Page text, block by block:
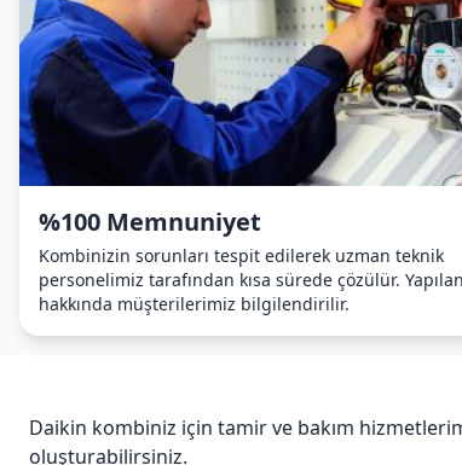
%100 Memnuniyet
Kombinizin sorunları tespit edilerek uzman teknik
personelimiz tarafından kısa sürede çözülür.
hakkında müşterilerimiz bilgilendirilir.
Daikin kombiniz için tamir ve bakım
oluşturabilirsiniz.